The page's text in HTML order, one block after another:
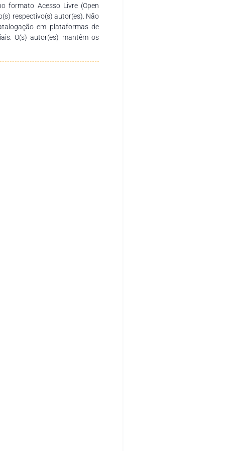
importantes, considerando
de avaliação, bem como
seus desempenhos.
formato Acesso Livre (Open
respectivo(s) autor(es). Não
em plataformas de
O(s) autor(es) mantêm os